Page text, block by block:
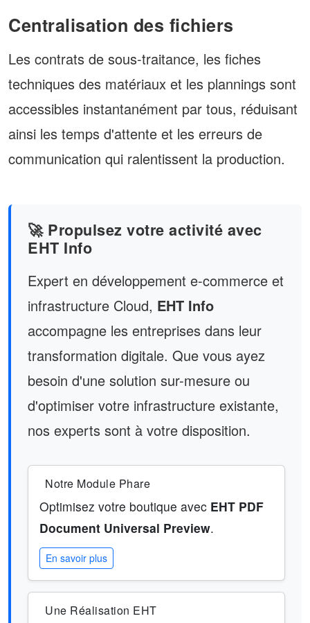
Centralisation des fichiers
Les contrats de sous-traitance, les fiches
techniques des matériaux et les plannings sont
accessibles instantanément par tous, réduisant
ainsi les temps d'attente et les erreurs de
communication qui ralentissent la production.
🚀 Propulsez votre activité avec
EHT Info
Expert en développement e-commerce et
infrastructure Cloud, EHT Info
accompagne les entreprises dans leur
transformation digitale. Que vous ayez
besoin d'une solution sur-mesure ou
d'optimiser votre infrastructure existante,
nos experts sont à votre disposition.
Notre Module Phare
Optimisez votre boutique avec EHT PDF
Document Universal Preview.
En savoir plus
Une Réalisation EHT